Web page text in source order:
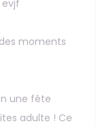
evjf
moments
une fête
adulte ! Ce